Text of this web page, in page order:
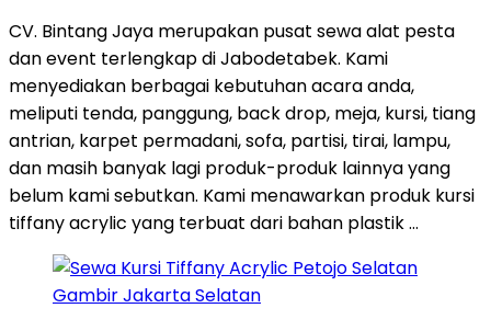
CV. Bintang Jaya merupakan pusat sewa alat pesta
dan event terlengkap di Jabodetabek. Kami
menyediakan berbagai kebutuhan acara anda,
meliputi tenda, panggung, back drop, meja, kursi, tiang
antrian, karpet permadani, sofa, partisi, tirai, lampu,
dan masih banyak lagi produk-produk lainnya yang
belum kami sebutkan. Kami menawarkan produk kursi
tiffany acrylic yang terbuat dari bahan plastik …